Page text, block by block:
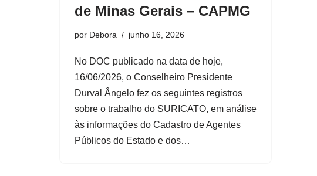
de Minas Gerais – CAPMG
por Debora junho 16, 2026
No DOC publicado na data de hoje,
16/06/2026, o Conselheiro Presidente
Durval Ângelo fez os seguintes registros
sobre o trabalho do SURICATO, em análise
às informações do Cadastro de Agentes
Públicos do Estado e dos…